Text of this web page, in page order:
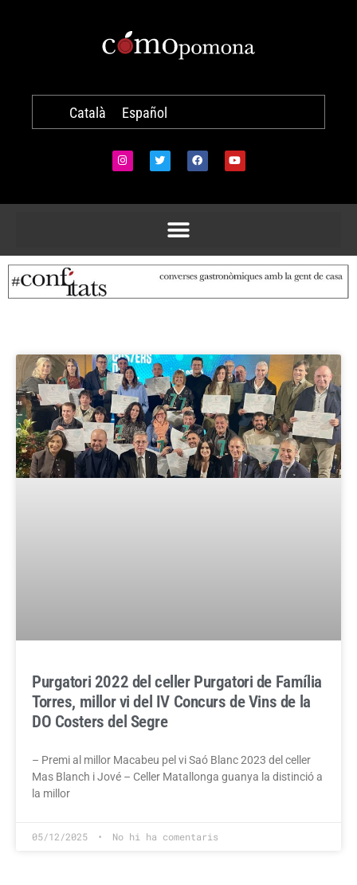
Català Español
Purgatori 2022 del celler Purgatori de Família
Torres, millor vi del IV Concurs de Vins de la
DO Costers del Segre
– Premi al millor Macabeu pel vi Saó Blanc 2023 del celler
Mas Blanch i Jové – Celler Matallonga guanya la distinció a
la millor
05/12/2025 No hi ha comentaris